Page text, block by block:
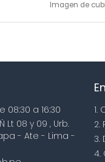
Imagen de
08:30 a 16:30
Lt 08 y 09 , Urb.
- Ate - Lima -
1.
2.
3.
4.